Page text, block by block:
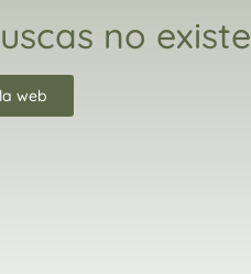
no existe
web